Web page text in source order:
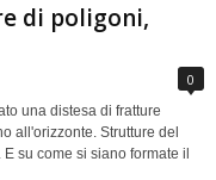
di poligoni,
0
una distesa di fratture
all'orizzonte. Strutture del
su come si siano formate il